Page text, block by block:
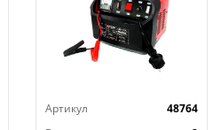
Артикул
48764